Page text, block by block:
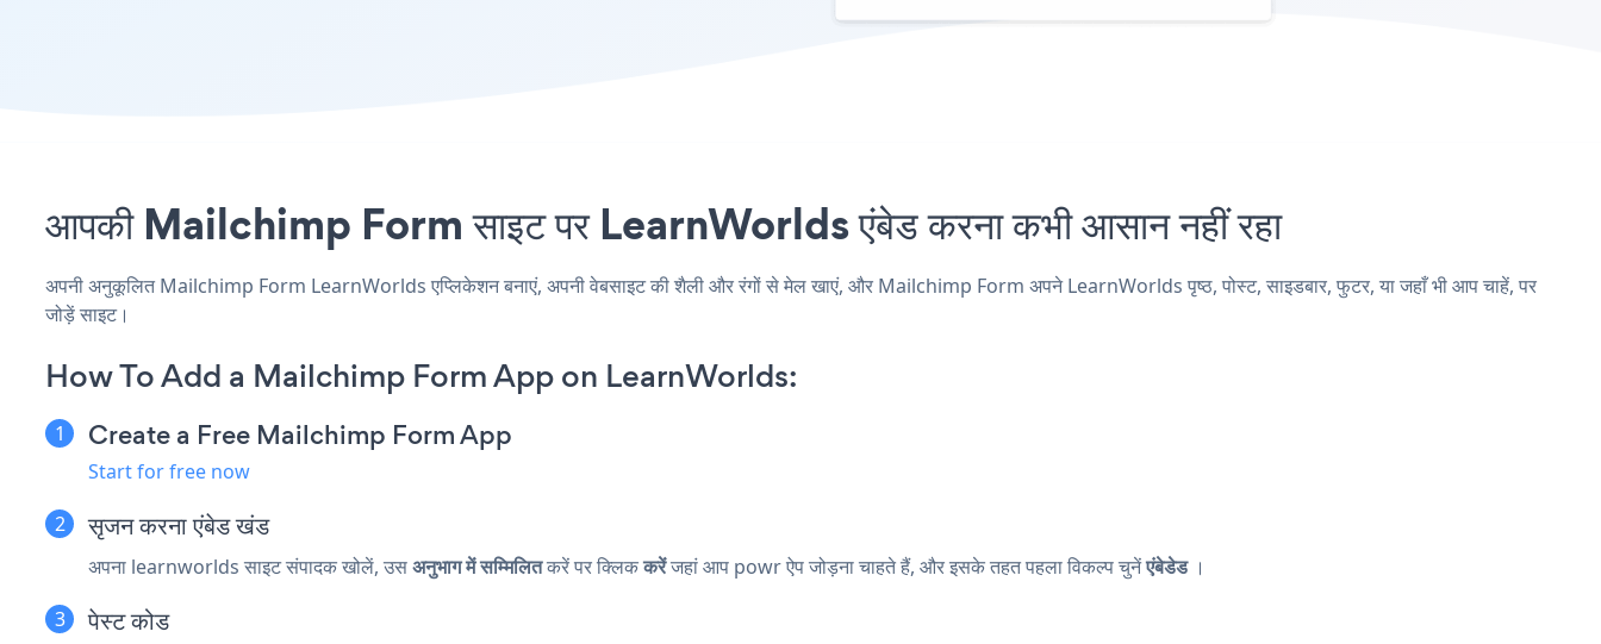
आपकी Mailchimp Form साइट पर LearnWorlds एंबेड करना कभी आसान नहीं रहा
अपनी अनुकूलित Mailchimp Form LearnWorlds एप्लिकेशन बनाएं, अपनी वेबसाइट की शैली और रंगों से मेल खाएं, और Mailchimp Form अपने LearnWorlds पृष्ठ, पोस्ट, साइडबार, फुटर, या जहाँ भी आप चाहें, पर
जोड़ें साइट।
How To Add a Mailchimp Form App on LearnWorlds:
Create a Free Mailchimp Form App
Start for free now
सृजन करनाएंबेड खंड
अपना learnworlds साइट संपादक खोलें, उसअनुभाग में सम्मिलितकरें पर क्लिककरेंजहां आप powr ऐप जोड़ना चाहते हैं, और इसके तहत पहला विकल्प चुनेंएंबेडेड।
पेस्ट कोड